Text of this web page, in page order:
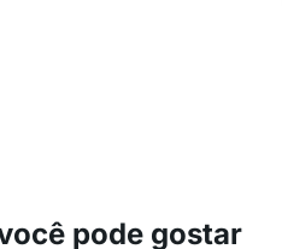
pode gostar